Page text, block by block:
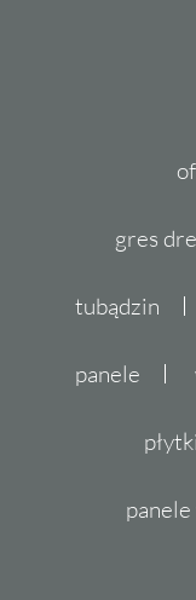
gres
tubądzin
panele
panele